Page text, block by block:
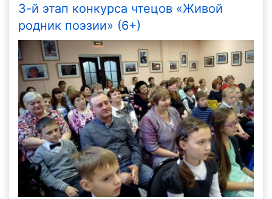
3-й этап конкурса чтецов «Живой
родник поэзии» (6+)